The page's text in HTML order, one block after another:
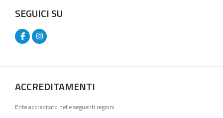
SEGUICI SU
ACCREDITAMENTI
Ente accreditato nelle seguenti regioni